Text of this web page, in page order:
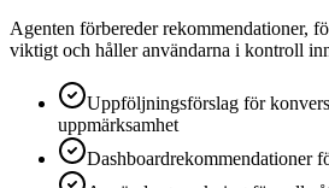
Agenten förbereder rekommendationer,
viktigt och håller användarna i kontroll
Uppföljningsförslag för
uppmärksamhet
Dashboardrekommendationer